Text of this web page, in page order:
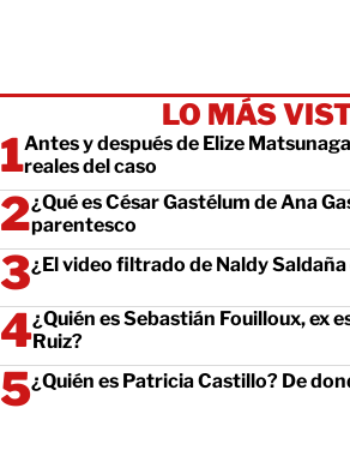
LO MÁS
Antes y después de Elize
reales del caso
¿Qué es César Gastélum de Ana
parentesco
¿El video filtrado de Naldy Saldaña
¿Quién es Sebastián Fouilloux, ex
Ruiz?
¿Quién es Patricia Castillo? De